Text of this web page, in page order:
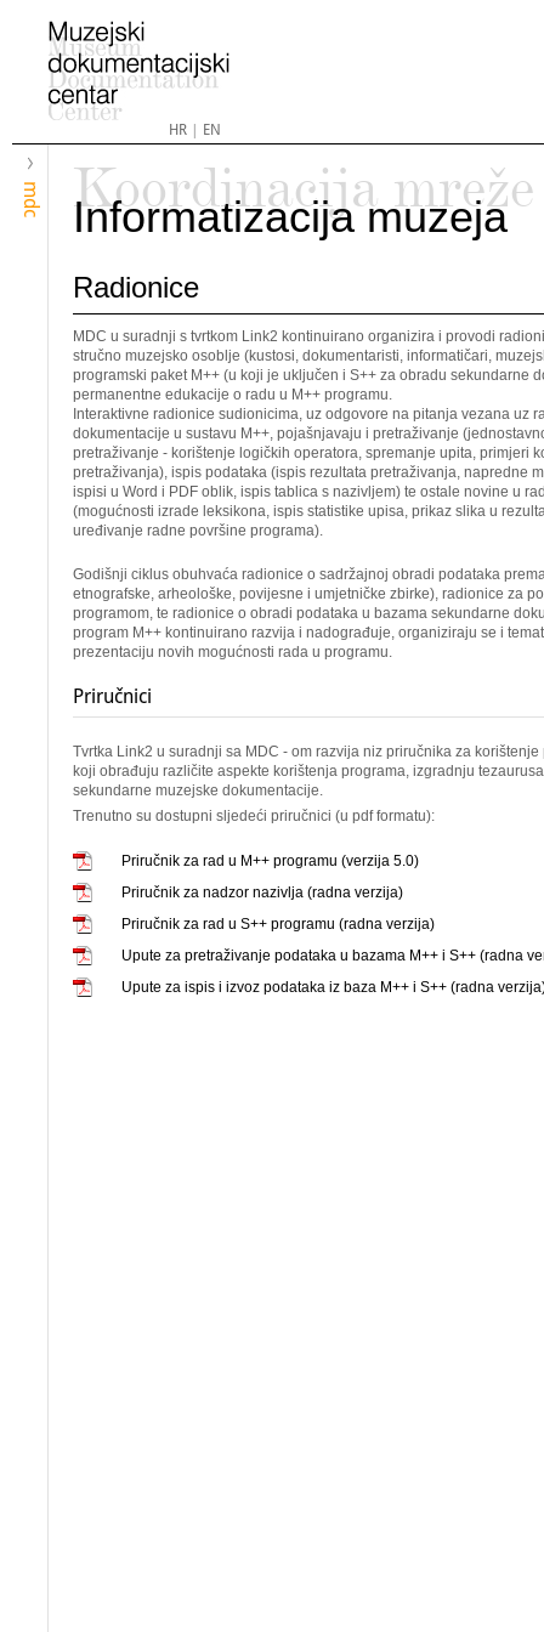
HR| EN
mdc
Koordinacija mreže
Informatizacija muzeja
Radionice
MDC u suradnji s tvrtkom Link2 kontinuirano organizira i provodi
stručno muzejsko osoblje (kustosi, dokumentaristi, informatičari,
programski paket M++ (u koji je uključen i S++ za obradu sekundarne
permanentne edukacije o radu u M++ programu.
Interaktivne radionice sudionicima, uz odgovore na pitanja vezana uz
dokumentacije u sustavu M++, pojašnjavaju i pretraživanje
pretraživanje - korištenje logičkih operatora, spremanje upita, primjeri
pretraživanja), ispis podataka (ispis rezultata pretraživanja, napredne
ispisi u Word i PDF oblik, ispis tablica s nazivljem) te ostale novine u
(mogućnosti izrade leksikona, ispis statistike upisa, prikaz slika u
uređivanje radne površine programa).
Godišnji ciklus obuhvaća radionice o sadržajnoj obradi podataka
etnografske, arheološke, povijesne i umjetničke zbirke), radionice za
programom, te radionice o obradi podataka u bazama sekundarne
program M++ kontinuirano razvija i nadograđuje, organiziraju se i
prezentaciju novih mogućnosti rada u programu.
Priručnici
Tvrtka Link2 u suradnji sa MDC - om razvija niz priručnika za
koji obrađuju različite aspekte korištenja programa, izgradnju
sekundarne muzejske dokumentacije.
Trenutno su dostupni sljedeći priručnici (u pdf formatu):
Priručnik za rad u M++ programu (verzija 5.0)
Priručnik za nadzor nazivlja (radna verzija)
Priručnik za rad u S++ programu (radna verzija)
Upute za pretraživanje podataka u bazama M++ i S++ (radna
Upute za ispis i izvoz podataka iz baza M++ i S++ (radna